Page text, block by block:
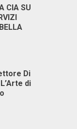
CIA SU
Di
di